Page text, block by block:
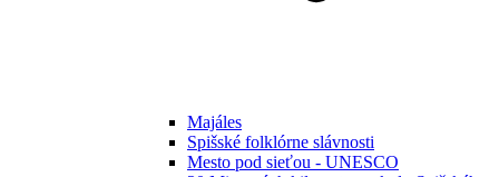
Majáles
Spišské folklórne slávnosti
Mesto pod sieťou - UNESCO